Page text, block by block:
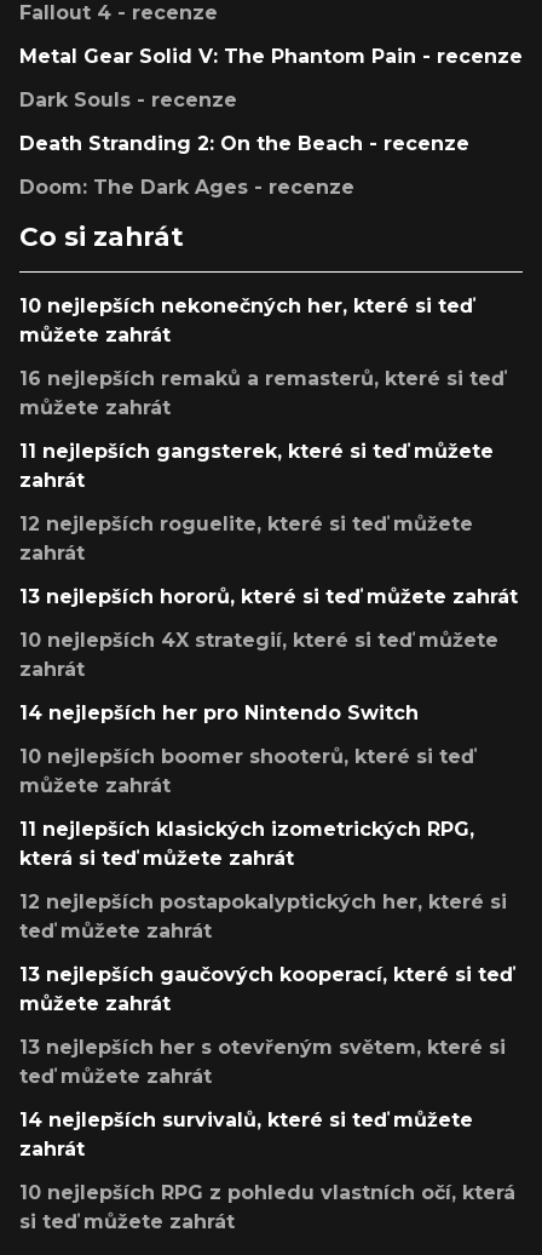
Fallout 4 - recenze
Metal Gear Solid V: The Phantom Pain - recenze
Dark Souls - recenze
Death Stranding 2: On the Beach - recenze
Doom: The Dark Ages - recenze
Co si zahrát
10 nejlepších nekonečných her, které si teď
můžete zahrát
16 nejlepších remaků a remasterů, které si teď
můžete zahrát
11 nejlepších gangsterek, které si teď můžete
zahrát
12 nejlepších roguelite, které si teď můžete
zahrát
13 nejlepších hororů, které si teď můžete zahrát
10 nejlepších 4X strategií, které si teď můžete
zahrát
14 nejlepších her pro Nintendo Switch
10 nejlepších boomer shooterů, které si teď
můžete zahrát
11 nejlepších klasických izometrických RPG,
která si teď můžete zahrát
12 nejlepších postapokalyptických her, které si
teď můžete zahrát
13 nejlepších gaučových kooperací, které si teď
můžete zahrát
13 nejlepších her s otevřeným světem, které si
teď můžete zahrát
14 nejlepších survivalů, které si teď můžete
zahrát
10 nejlepších RPG z pohledu vlastních očí, která
si teď můžete zahrát